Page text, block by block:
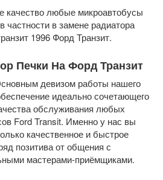
качество любые микроавтобусы
частности в замене радиатора
1996 Форд Транзит.
Печки На Форд Транзит
девизом работы нашего
идеально сочетающего
обслуживания любых
Ford Transit. Именно у нас вы
качественное и быстрое
позитива от общения с
мастерами-приёмщиками.